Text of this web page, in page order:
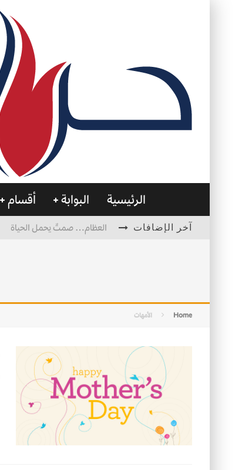
الرئيسية البوابة أقسام
آخر الإضافات العظام… صمتٌ يحمل الحياة
Home الأمهات